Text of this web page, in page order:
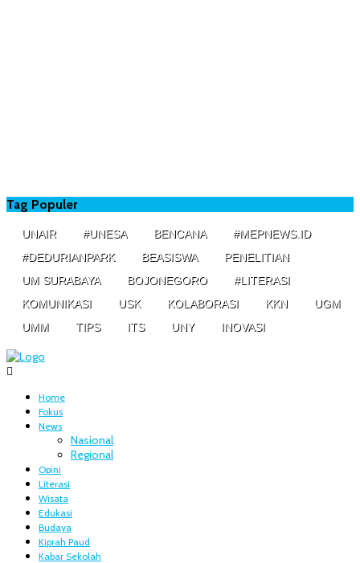
Tag Populer
UNAIR #UNESA BENCANA
#MEPNEWS.ID
#DEDURIANPARK
BEASISWA
PENELITIAN
UM SURABAYA
BOJONEGORO
#LITERASI
KOMUNIKASI
USK KOLABORASI KKN
UGM
UMM
TIPS ITS UNY INOVASI
Home
Fokus
News
Nasional
Regional
Opini
Literasi
Wisata
Edukasi
Budaya
Kiprah Paud
Kabar Sekolah